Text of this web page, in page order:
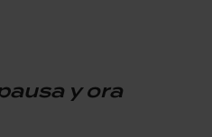
y ora